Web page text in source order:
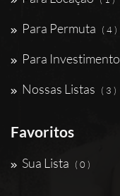
Para Permuta ( 4 )
Para Investimento
Nossas Listas ( 3 )
Favoritos
Sua Lista ( 0 )